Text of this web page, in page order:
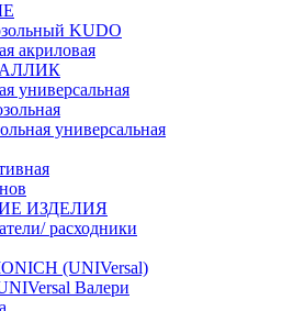
KUDO
акриловая
универсальная
универсальная
ИЗДЕЛИЯ
расходники
(UNIVersal)
Валери